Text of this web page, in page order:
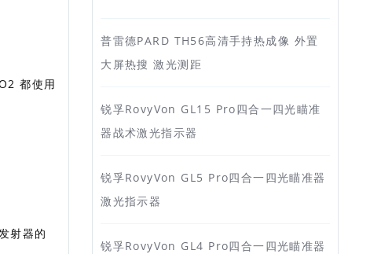
都使用
射器的
普雷德PARD TH56高清手持热成像 外置
大屏热搜 激光测距
锐孚RovyVon GL15 Pro四合一四光瞄准
器战术激光指示器
锐孚RovyVon GL5 Pro四合一四光瞄准器
激光指示器
锐孚RovyVon GL4 Pro四合一四光瞄准器